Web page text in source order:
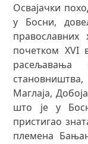
Освајачки
у Босни,
почетком XVI
расељавања
Маглаја,
што је у
пристигао
племена